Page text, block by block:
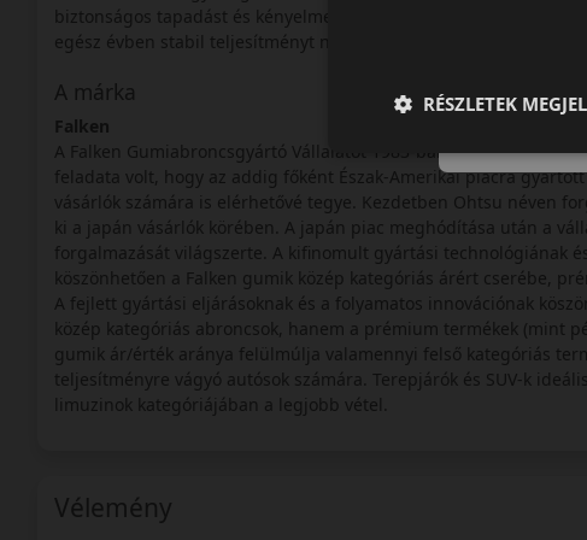
biztonságos tapadást és kényelmes futást biztosít. A
egész évben stabil teljesítményt nyújt.
A márka
Falken
A Falken Gumiabroncsgyártó Vállalatot 1983-ban alapította
feladata volt, hogy az addig főként Észak-Amerikai piacra
vásárlók számára is elérhetővé tegye. Kezdetben Ohtsu néven
ki a japán vásárlók körében. A japán piac meghódítása után a
forgalmazását világszerte. A kifinomult gyártási technológiának
köszönhetően a Falken gumik közép kategóriás árért cserébe,
A fejlett gyártási eljárásoknak és a folyamatos innovációnak
közép kategóriás abroncsok, hanem a prémium termékek (mint
gumik ár/érték aránya felülmúlja valamennyi felső kategóriás
teljesítményre vágyó autósok számára. Terepjárók és SUV-k
limuzinok kategóriájában a legjobb vétel.
Vélemény
RÉSZLETEK